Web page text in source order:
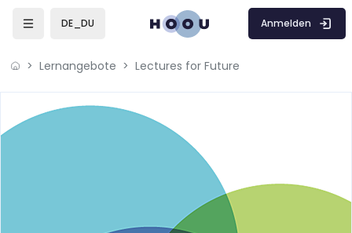
DE_DU Anmelden
Lernangebote Lectures for Future